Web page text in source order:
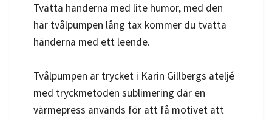
Tvätta händerna med lite humor, med den
här tvålpumpen lång tax kommer du tvätta
händerna med ett leende.
Tvålpumpen är trycket i Karin Gillbergs ateljé
med tryckmetoden sublimering där en
värmepress används för att få motivet att